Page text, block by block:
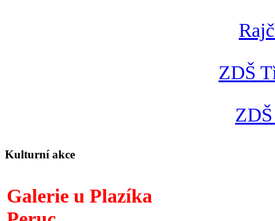
ZDŠ
Kulturní akce
Galerie u Plazíka